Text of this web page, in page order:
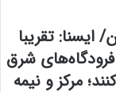
ایسنا: تقریبا
شرق
می‌کنند؛ مرکز و نیمه